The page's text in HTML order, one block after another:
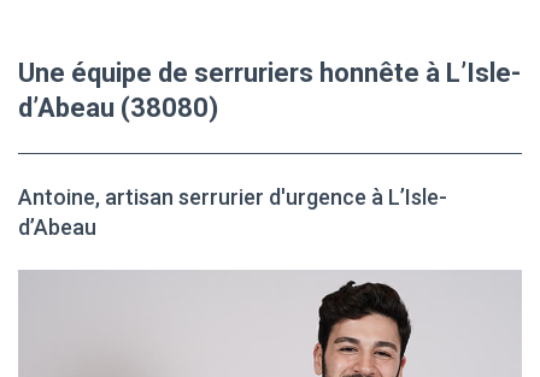
Une équipe de serruriers honnête à L’Isle-
d’Abeau (38080)
Antoine, artisan serrurier d'urgence à L’Isle-
d’Abeau